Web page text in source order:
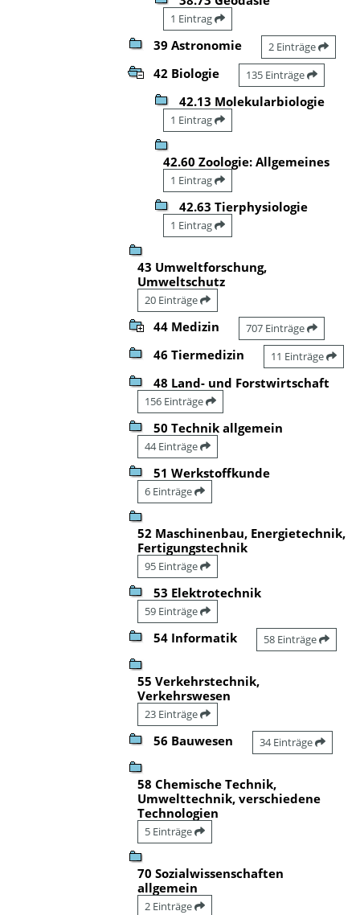
1 Eintrag
39 Astronomie 2 Einträge
42 Biologie 135 Einträge
42.13 Molekularbiologie
1 Eintrag
42.60 Zoologie: Allgemeines
1 Eintrag
42.63 Tierphysiologie
1 Eintrag
43 Umweltforschung,
Umweltschutz
20 Einträge
44 Medizin 707 Einträge
46 Tiermedizin 11 Einträge
48 Land- und Forstwirtschaft
156 Einträge
50 Technik allgemein
44 Einträge
51 Werkstoffkunde
6 Einträge
52 Maschinenbau, Energietechnik,
Fertigungstechnik
95 Einträge
53 Elektrotechnik
59 Einträge
54 Informatik 58 Einträge
55 Verkehrstechnik,
Verkehrswesen
23 Einträge
56 Bauwesen 34 Einträge
58 Chemische Technik,
Umwelttechnik, verschiedene
Technologien
5 Einträge
70 Sozialwissenschaften
allgemein
2 Einträge